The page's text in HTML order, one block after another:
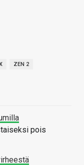
ZEN 2
pois